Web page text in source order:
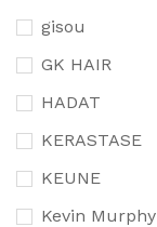
gisou
GK HAIR
HADAT
KERASTASE
KEUNE
Kevin Murphy